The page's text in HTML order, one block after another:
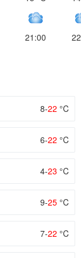
21:00
8-22 °C
6-22 °C
4-23 °C
9-25 °C
7-22 °C